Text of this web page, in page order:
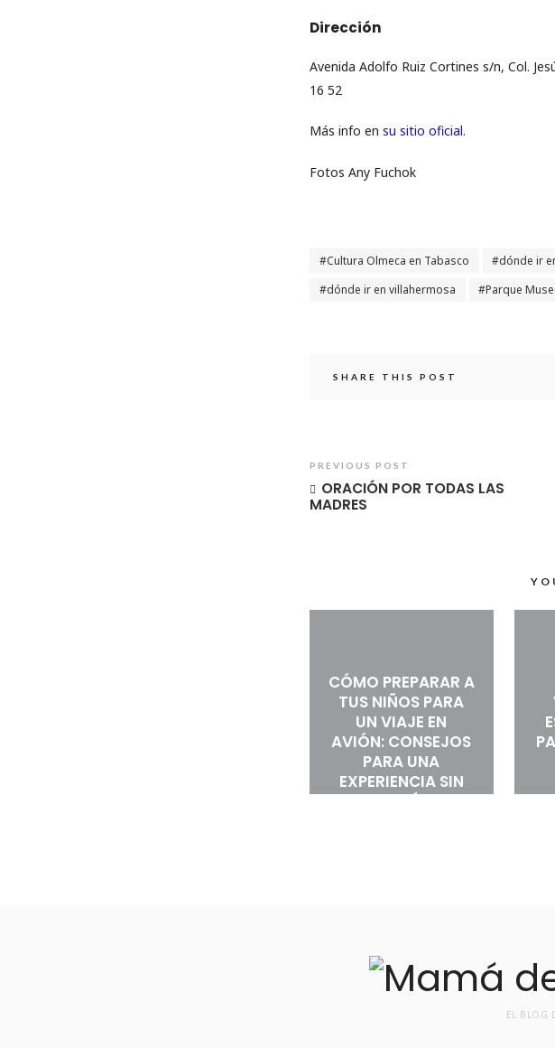
Dirección
Avenida Adolfo Ruiz Cortines s/n, Col.
16 52
Más info en su sitio oficial.
Fotos Any Fuchok
Cultura Olmeca en Tabasco dónde ir
dónde ir en villahermosa
Parque
SHARE THIS POST
PREVIOUS POST
ORACIÓN POR TODAS LAS
MADRES
CÓMO PREPARAR A
TUS NIÑOS PARA
UN VIAJE EN
AVIÓN: CONSEJOS
PARA UNA
EXPERIENCIA SIN
ESTRÉS
EL BLOG